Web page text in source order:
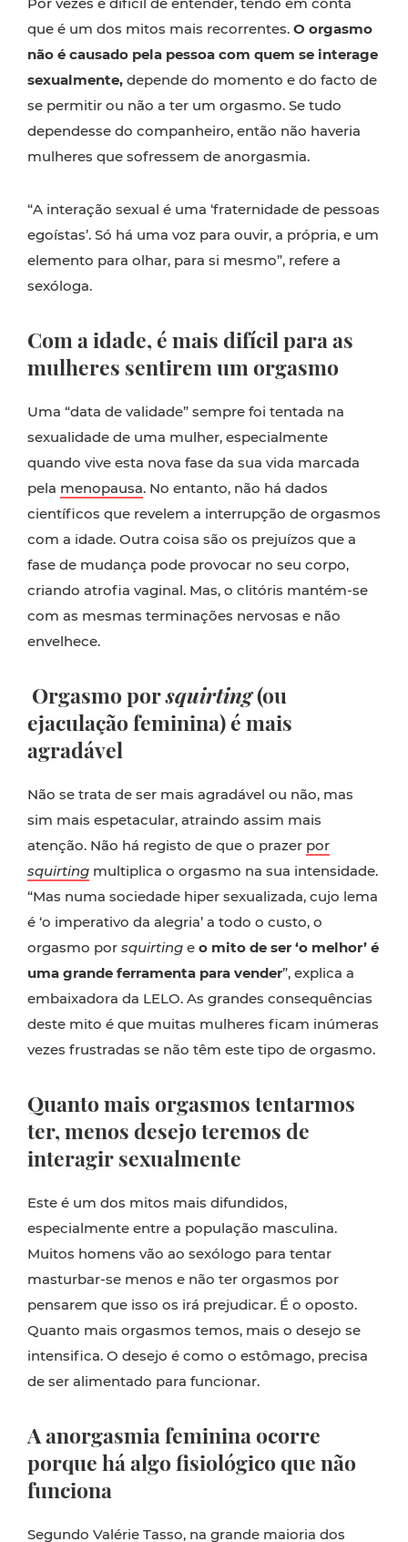
que é um dos mitos mais recorrentes. O orgasmo
não é causado pela pessoa com quem se interage
sexualmente, depende do momento e do facto de
se permitir ou não a ter um orgasmo. Se tudo
dependesse do companheiro, então não haveria
mulheres que sofressem de anorgasmia.
“A interação sexual é uma ‘fraternidade de pessoas
egoístas’. Só há uma voz para ouvir, a própria, e um
elemento para olhar, para si mesmo”, refere a
sexóloga.
Com a idade, é mais difícil para as
mulheres sentirem um orgasmo
Uma “data de validade” sempre foi tentada na
sexualidade de uma mulher, especialmente
quando vive esta nova fase da sua vida marcada
pela menopausa. No entanto, não há dados
científicos que revelem a interrupção de orgasmos
com a idade. Outra coisa são os prejuízos que a
fase de mudança pode provocar no seu corpo,
criando atrofia vaginal. Mas, o clitóris mantém-se
com as mesmas terminações nervosas e não
envelhece.
Orgasmo porsquirting(ou
ejaculação feminina) é mais
agradável
Não se trata de ser mais agradável ou não, mas
sim mais espetacular, atraindo assim mais
atenção. Não há registo de que o prazer por
squirting multiplica o orgasmo na sua intensidade.
“Mas numa sociedade hiper sexualizada, cujo lema
é ‘o imperativo da alegria’ a todo o custo, o
orgasmo por squirting e o mito de ser ‘o melhor’ é
uma grande ferramenta para vender”, explica a
embaixadora da LELO. As grandes consequências
deste mito é que muitas mulheres ficam inúmeras
vezes frustradas se não têm este tipo de orgasmo.
Quanto mais orgasmos tentarmos
ter, menos desejo teremos de
interagir sexualmente
Este é um dos mitos mais difundidos,
especialmente entre a população masculina.
Muitos homens vão ao sexólogo para tentar
masturbar-se menos e não ter orgasmos por
pensarem que isso os irá prejudicar. É o oposto.
Quanto mais orgasmos temos, mais o desejo se
intensifica. O desejo é como o estômago, precisa
de ser alimentado para funcionar.
A anorgasmia feminina ocorre
porque há algo fisiológico que não
funciona
Segundo Valérie Tasso, na grande maioria dos